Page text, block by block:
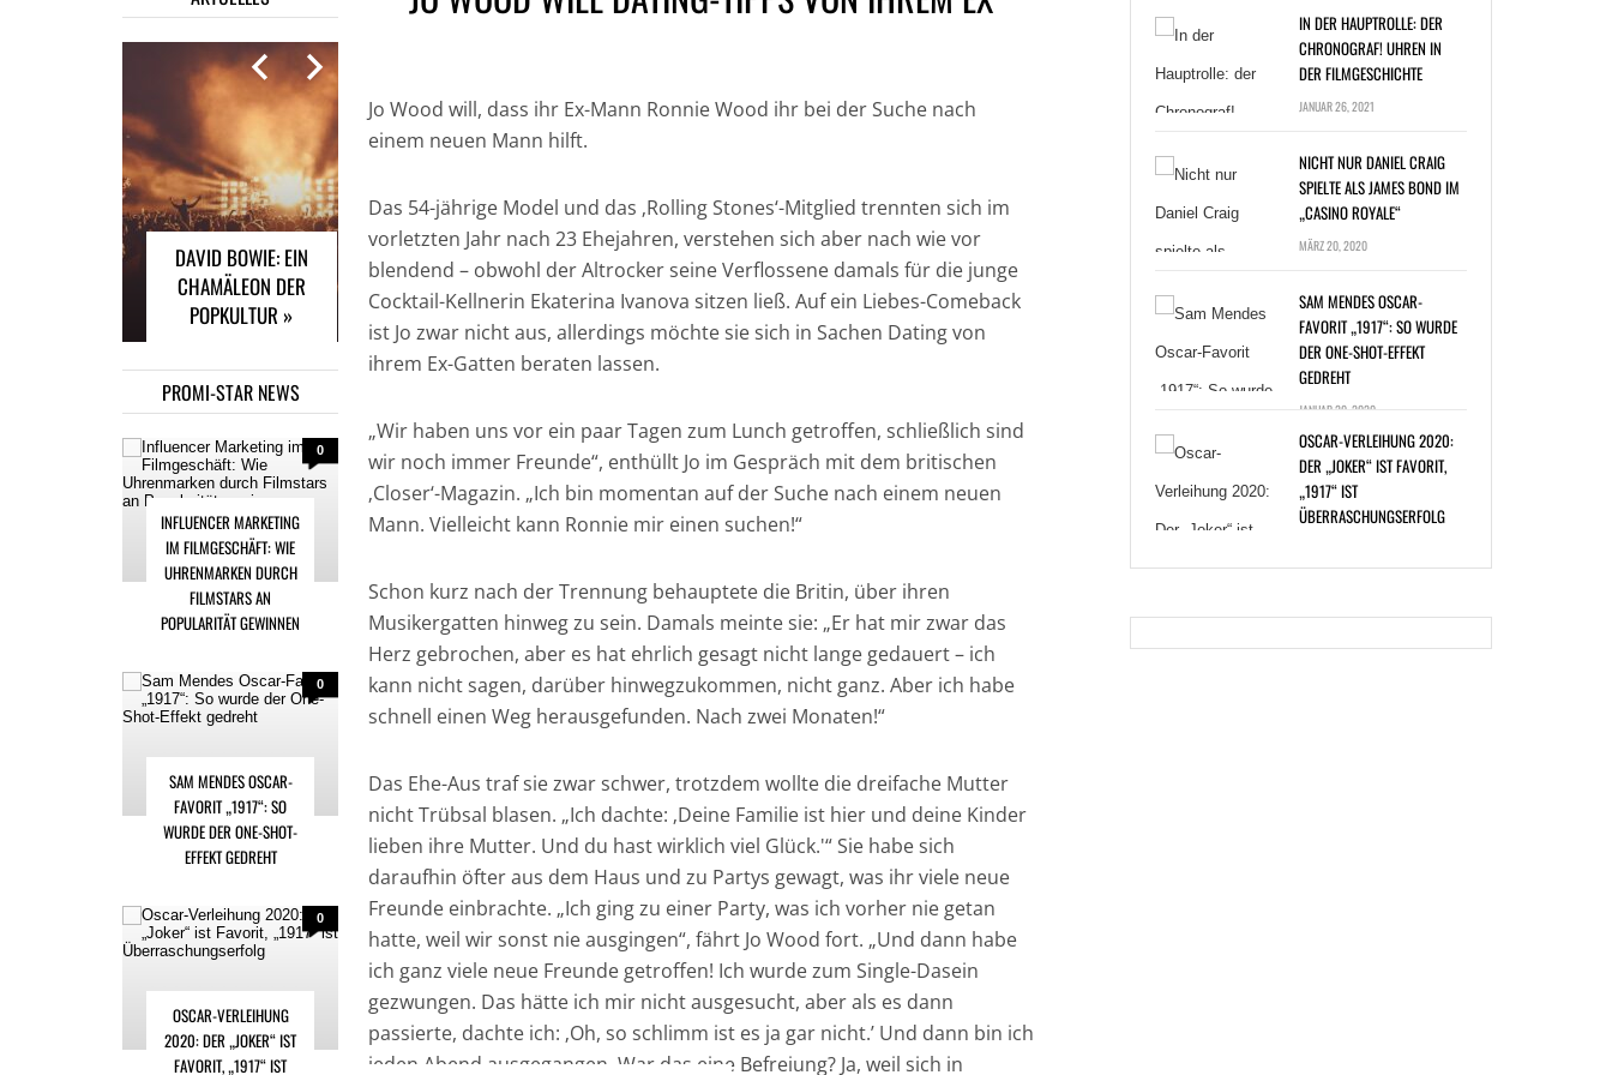
DAVID BOWIE: EIN
CHAMÄLEON DER
POPKULTUR »
INFLUENCER
FILMGESCHÄFT: WIE
UHRENMARKEN
DURCH FILMSTARS
AN POPULARITÄT
GEWINNEN »
IN DER HAUPTROLLE:
DER CHRONOGRAF!
UHREN IN DER
FILMGESCHICHTE »
GESUND UND GUT
FÜR DICH UND DIE
UMWELT:
NACHHALTIGE
HAARPFLEGE »
NICHT NUR DANIEL
CRAIG SPIELTE ALS
„CASINO ROYALE“ »
PROMI-STAR NEWS
0
INFLUENCER MARKETING
IM FILMGESCHÄFT: WIE
UHRENMARKEN DURCH
FILMSTARS AN
POPULARITÄT GEWINNEN
0
SAM MENDES OSCAR-
FAVORIT „1917“: SO
WURDE DER ONE-SHOT-
EFFEKT GEDREHT
0
OSCAR-VERLEIHUNG
2020: DER „JOKER“ IST
FAVORIT, „1917“ IST
Jo Wood will, dass ihr Ex-Mann Ronnie Wood ihr bei der Suche nach
einem neuen Mann hilft.
Das 54-jährige Model und das ‚Rolling Stones‘-Mitglied trennten sich im
vorletzten Jahr nach 23 Ehejahren, verstehen sich aber nach wie vor
blendend – obwohl der Altrocker seine Verflossene damals für die junge
Cocktail-Kellnerin Ekaterina Ivanova sitzen ließ. Auf ein Liebes-Comeback
ist Jo zwar nicht aus, allerdings möchte sie sich in Sachen Dating von
ihrem Ex-Gatten beraten lassen.
„Wir haben uns vor ein paar Tagen zum Lunch getroffen, schließlich sind
wir noch immer Freunde“, enthüllt Jo im Gespräch mit dem britischen
‚Closer‘-Magazin. „Ich bin momentan auf der Suche nach einem neuen
Mann. Vielleicht kann Ronnie mir einen suchen!“
Schon kurz nach der Trennung behauptete die Britin, über ihren
Musikergatten hinweg zu sein. Damals meinte sie: „Er hat mir zwar das
Herz gebrochen, aber es hat ehrlich gesagt nicht lange gedauert – ich
kann nicht sagen, darüber hinwegzukommen, nicht ganz. Aber ich habe
schnell einen Weg herausgefunden. Nach zwei Monaten!“
Das Ehe-Aus traf sie zwar schwer, trotzdem wollte die dreifache Mutter
nicht Trübsal blasen. „Ich dachte: ‚Deine Familie ist hier und deine Kinder
lieben ihre Mutter. Und du hast wirklich viel Glück.'“ Sie habe sich
daraufhin öfter aus dem Haus und zu Partys gewagt, was ihr viele neue
Freunde einbrachte. „Ich ging zu einer Party, was ich vorher nie getan
hatte, weil wir sonst nie ausgingen“, fährt Jo Wood fort. „Und dann habe
ich ganz viele neue Freunde getroffen! Ich wurde zum Single-Dasein
gezwungen. Das hätte ich mir nicht ausgesucht, aber als es dann
passierte, dachte ich: ‚Oh, so schlimm ist es ja gar nicht.’ Und dann bin ich
jeden Abend ausgegangen. War das eine Befreiung? Ja, weil sich in
IN DER HAUPTROLLE: DER
CHRONOGRAF! UHREN IN
DER FILMGESCHICHTE
JANUAR 26, 2021
NICHT NUR DANIEL CRAIG
SPIELTE ALS JAMES BOND IM
„CASINO ROYALE“
MÄRZ 20, 2020
SAM MENDES OSCAR-
FAVORIT „1917“: SO WURDE
DER ONE-SHOT-EFFEKT
GEDREHT
JANUAR 20, 2020
OSCAR-VERLEIHUNG 2020:
DER „JOKER“ IST FAVORIT,
„1917“ IST
ÜBERRASCHUNGSERFOLG